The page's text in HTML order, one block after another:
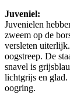
Juveniel:
Juvenielen
zweem op de
versleten
oogstreep. De
snavel is
lichtgrijs en glad.
oogring.